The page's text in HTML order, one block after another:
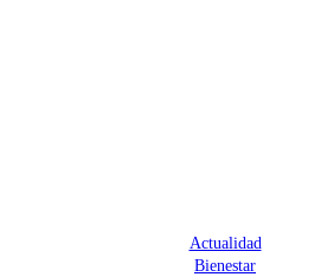
Actualidad
Bienestar